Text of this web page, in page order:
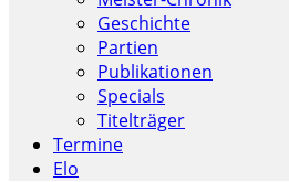
Geschichte
Partien
Publikationen
Specials
Titelträger
Termine
Elo